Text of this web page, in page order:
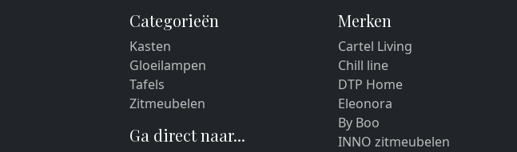
Categorieën
Kasten
Gloeilampen
Tafels
Zitmeubelen
Ga direct naar...
Merken
Cartel Living
Chill line
DTP Home
Eleonora
By Boo
INNO zitmeubelen